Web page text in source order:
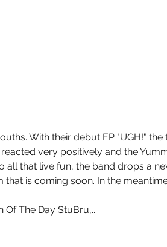
With their debut EP "UGH!"
very positively and the
all that live fun, the band drops a
is coming soon. In the
The Day StuBru,...